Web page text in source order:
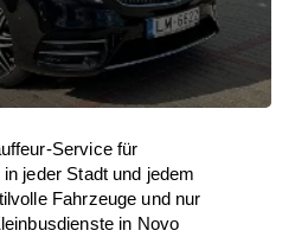
Service für
jeder Stadt und jedem
Fahrzeuge und nur
in Novo